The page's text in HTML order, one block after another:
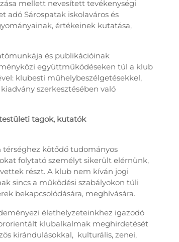
mellett nevesített tevékenységi
adó Sárospatak iskolaváros és
értékeinek kutatása,
és publikációinak
együttműködéseken túl a klub
klubesti műhelybeszélgetésekkel,
szerkesztésében való
tagok, kutatók
térséghez kötődő tudományos
folytató személyt sikerült elérnünk,
részt. A klub nem kíván jogi
sincs a működési szabályokon túli
bekapcsolódására, meghívására.
élethelyzeteinkhez igazodó
klubalkalmak meghirdetését
kirándulásokkal, kulturális, zenei,